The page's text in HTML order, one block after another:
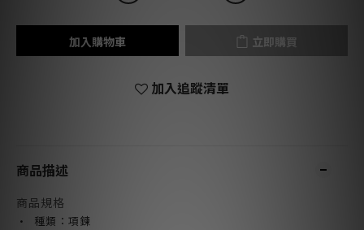
加入購物車 立即購買
加入追蹤清單
商品描述
商品規格
· 種類：項鍊